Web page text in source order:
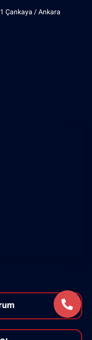
Çankaya / Ankara